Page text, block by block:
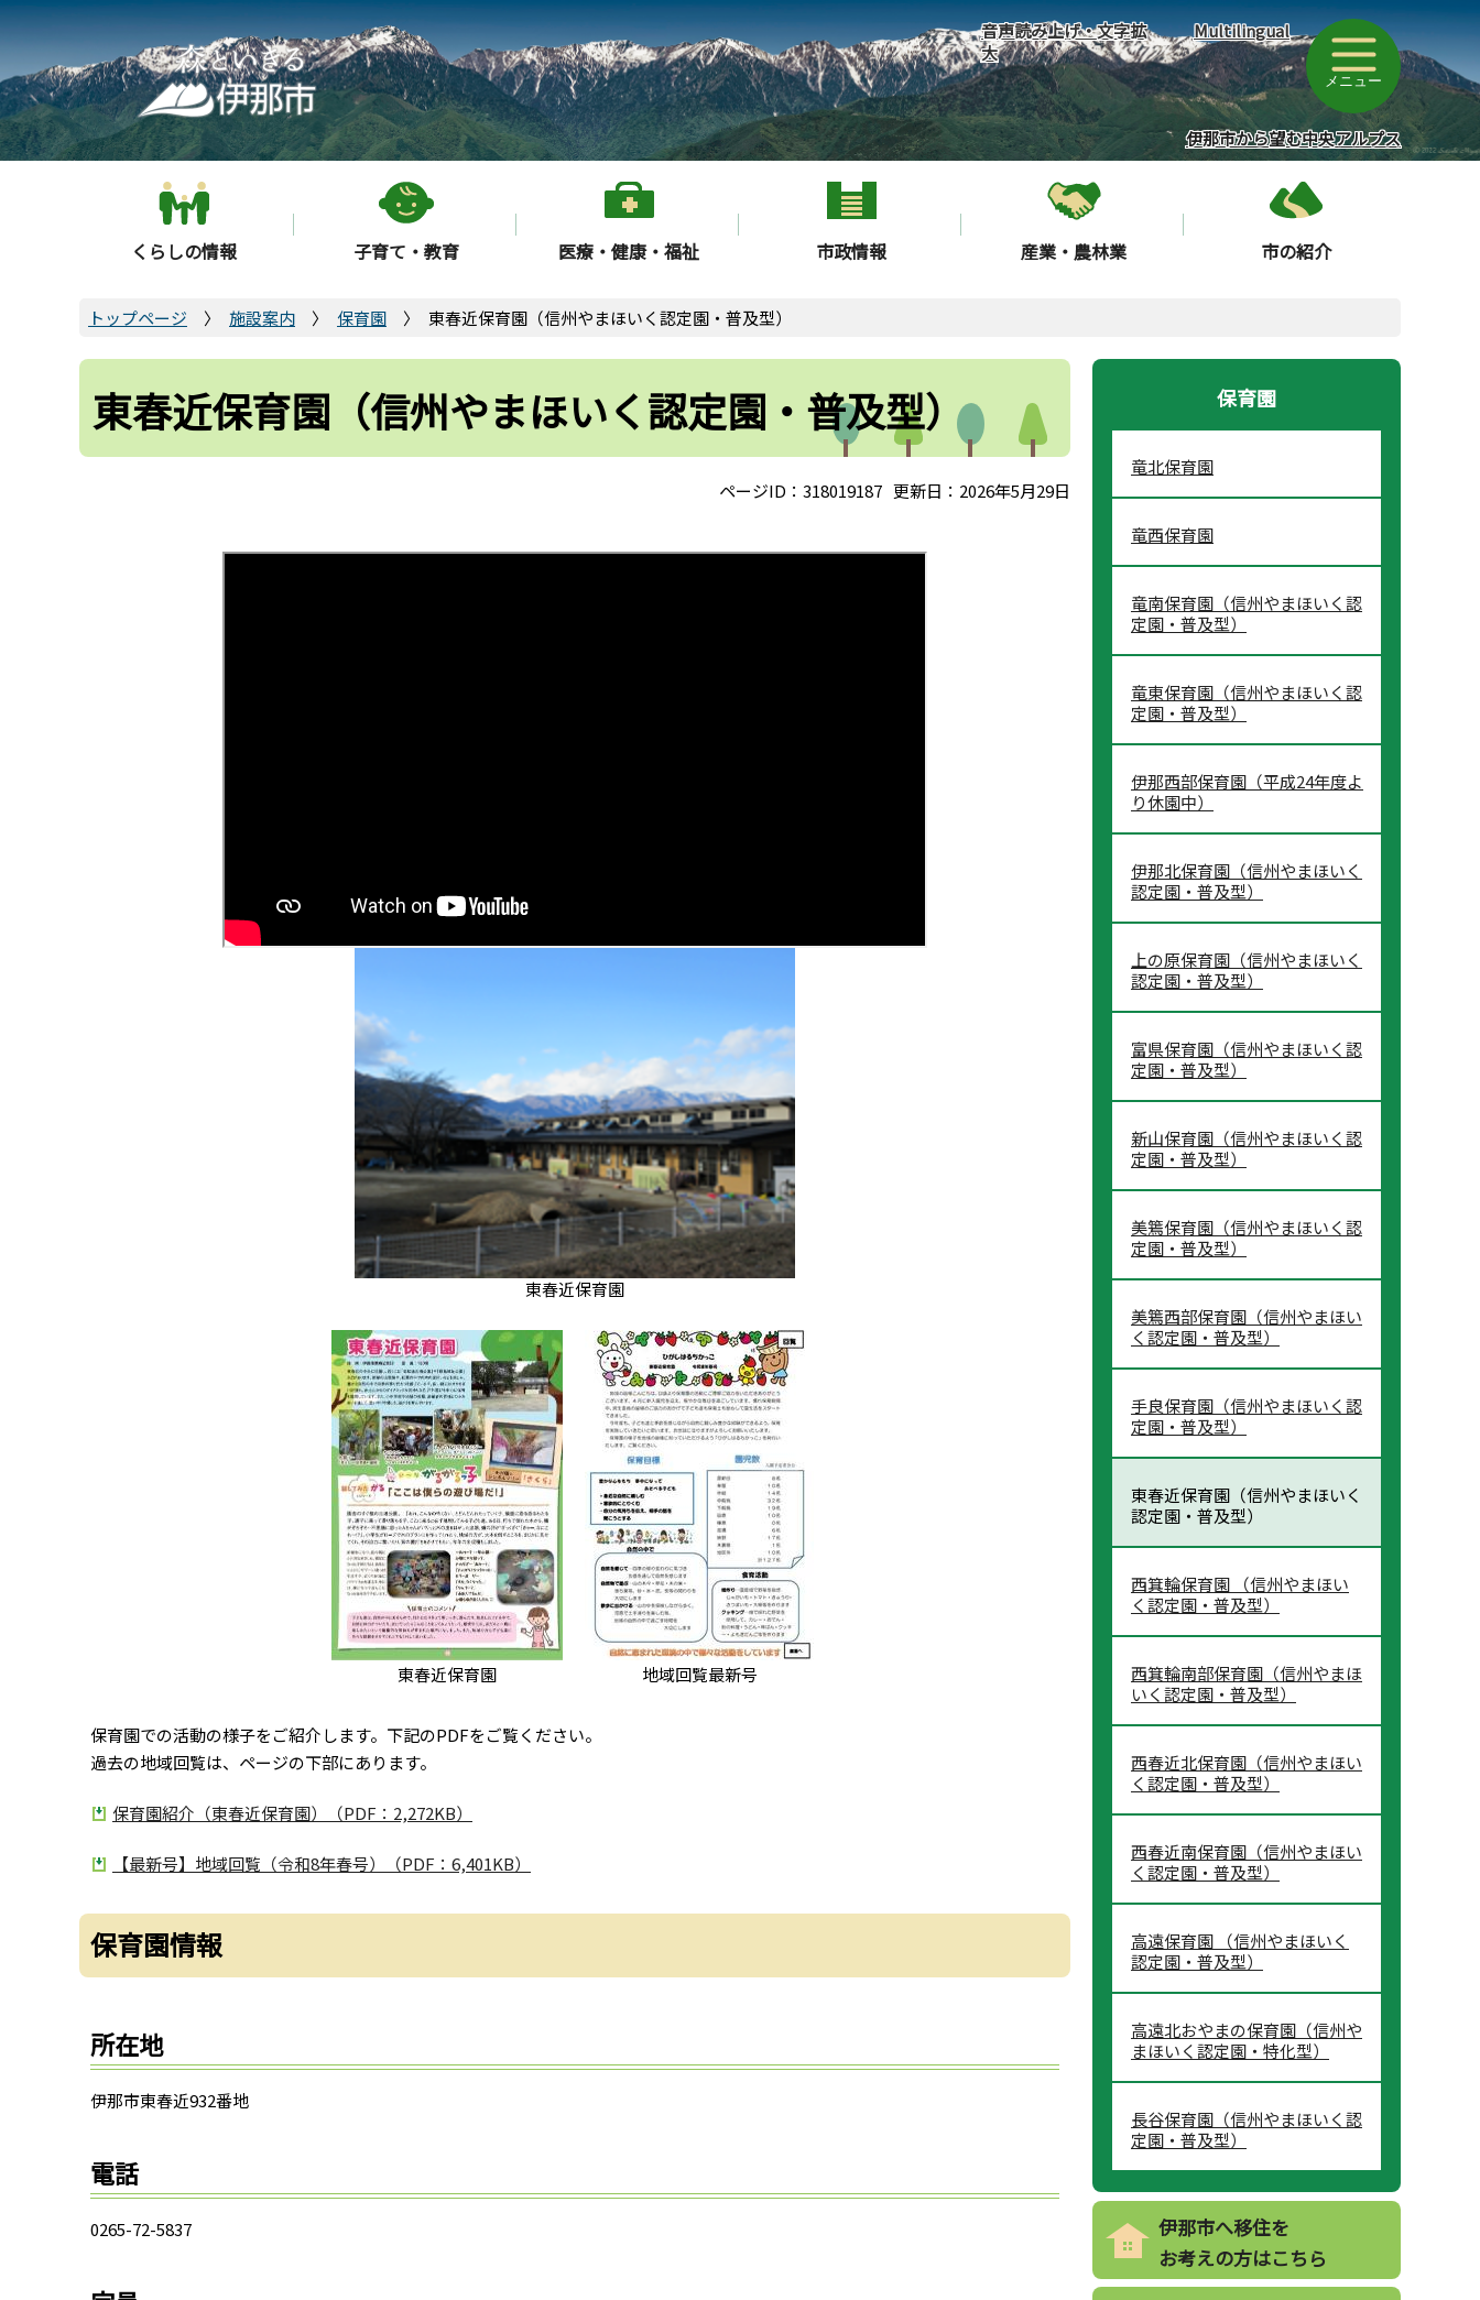
こ
の
ペ
ー
ジ
の
音声読み上げ・文字拡
大
Multilingual
メニュー
伊那市から望む中央アルプス
くらしの情報 子育て・教育 医療・健康・福祉 市政情報 産業・農林業 市の紹介
トップページ 施設案内 保育園 東春近保育園（信州やまほいく認定園・普及型）
東春近保育園（信州やまほいく認定園・普及型）
ページID：318019187 更新日：2026年5月29日
東春近保育園
東春近保育園 地域回覧最新号
保育園での活動の様子をご紹介します。下記のPDFをご覧ください。
過去の地域回覧は、ページの下部にあります。
保育園紹介（東春近保育園）（PDF：2,272KB）
【最新号】地域回覧（令和8年春号）（PDF：6,401KB）
保育園情報
所在地
伊那市東春近932番地
電話
0265-72-5837
保育園
竜北保育園
竜西保育園
竜南保育園（信州やまほいく認
定園・普及型）
竜東保育園（信州やまほいく認
定園・普及型）
伊那西部保育園（平成24年度よ
り休園中）
伊那北保育園（信州やまほいく
認定園・普及型）
上の原保育園（信州やまほいく
認定園・普及型）
富県保育園（信州やまほいく認
定園・普及型）
新山保育園（信州やまほいく認
定園・普及型）
美篶保育園（信州やまほいく認
定園・普及型）
美篶西部保育園（信州やまほい
く認定園・普及型）
手良保育園（信州やまほいく認
定園・普及型）
東春近保育園（信州やまほいく
認定園・普及型）
西箕輪保育園 （信州やまほい
く認定園・普及型）
西箕輪南部保育園（信州やまほ
いく認定園・普及型）
西春近北保育園（信州やまほい
く認定園・普及型）
西春近南保育園（信州やまほい
く認定園・普及型）
高遠保育園 （信州やまほいく
認定園・普及型）
高遠北おやまの保育園（信州や
まほいく認定園・特化型）
長谷保育園（信州やまほいく認
定園・普及型）
伊那市へ移住を
お考えの方はこちら